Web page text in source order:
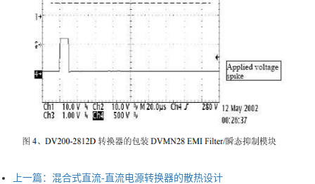
上一篇： 混合式直流-直流电源转换器的散热设计